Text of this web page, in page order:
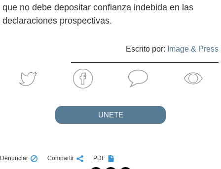
que no debe depositar confianza indebida en las
declaraciones prospectivas.
Escrito por: Image & Press
UNETE
Denunciar Compartir PDF